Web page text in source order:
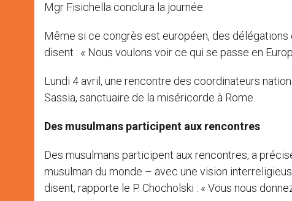
Mgr Fisichella conclura la journée.
Même si ce congrès est européen, des
disent : « Nous voulons voir ce qui se passe en
Lundi 4 avril, une rencontre des coordinateurs
Sassia, sanctuaire de la miséricorde à Rome.
Des musulmans participent aux rencontres
Des musulmans participent aux rencontres, a
musulman du monde – avec une vision
disent, rapporte le P. Chocholski : « Vous nous